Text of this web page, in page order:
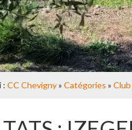
: CC Chevigny» Catégories » Club